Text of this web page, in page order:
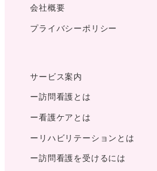
会社概要
プライバシーポリシー
サービス案内
ー訪問看護とは
ー看護ケアとは
ーリハビリテーションとは
ー訪問看護を受けるには